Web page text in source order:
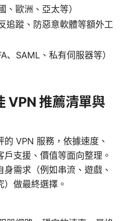
、歐洲、亞太等）
追蹤、防惡意軟體等額外工
、SAML、私有伺服器等）
VPN 推薦清單與
VPN 服務，依據速度、
支援、價值等面向整理。
需求（例如串流、遊戲、
做最終選擇。